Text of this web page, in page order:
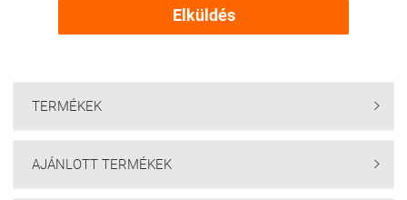
Elküldés
TERMÉKEK 
AJÁNLOTT TERMÉKEK 